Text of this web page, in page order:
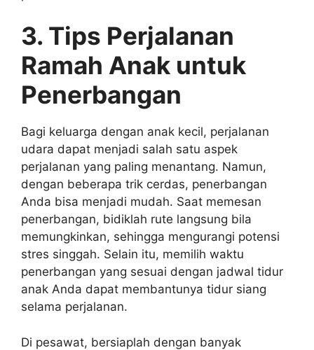
3. Tips Perjalanan
Ramah Anak untuk
Penerbangan
Bagi keluarga dengan anak kecil, perjalanan
udara dapat menjadi salah satu aspek
perjalanan yang paling menantang. Namun,
dengan beberapa trik cerdas, penerbangan
Anda bisa menjadi mudah. Saat memesan
penerbangan, bidiklah rute langsung bila
memungkinkan, sehingga mengurangi potensi
stres singgah. Selain itu, memilih waktu
penerbangan yang sesuai dengan jadwal tidur
anak Anda dapat membantunya tidur siang
selama perjalanan.
Di pesawat, bersiaplah dengan banyak